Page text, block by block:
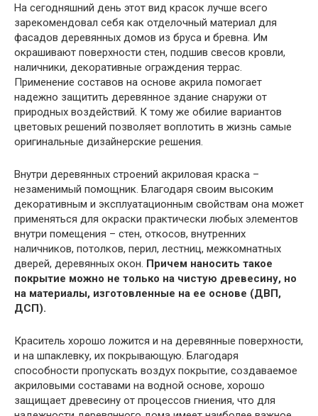
На сегодняшний день этот вид красок лучше всего
зарекомендовал себя как отделочный материал для
фасадов деревянных домов из бруса и бревна. Им
окрашивают поверхности стен, подшив свесов кровли,
наличники, декоративные ограждения террас.
Применение составов на основе акрила помогает
надежно защитить деревянное здание снаружи от
природных воздействий. К тому же обилие вариантов
цветовых решений позволяет воплотить в жизнь самые
оригинальные дизайнерские решения.
Внутри деревянных строений акриловая краска –
незаменимый помощник. Благодаря своим высоким
декоративным и эксплуатационным свойствам она может
применяться для окраски практически любых элементов
внутри помещения – стен, откосов, внутренних
наличников, потолков, перил, лестниц, межкомнатных
дверей, деревянных окон. Причем наносить такое
покрытие можно не только на чистую древесину, но
на материалы, изготовленные на ее основе (ДВП,
ДСП).
Краситель хорошо ложится и на деревянные поверхности,
и на шпаклевку, их покрывающую. Благодаря
способности пропускать воздух покрытие, создаваемое
акриловыми составами на водной основе, хорошо
защищает древесину от процессов гниения, что для